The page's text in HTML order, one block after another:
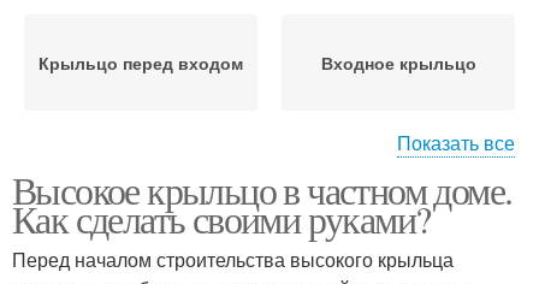
Крыльцо перед входом Входное крыльцо
крыльца
Крыльцо из дерева
Показать все
Высокое крыльцо в частном доме.
Как сделать своими руками?
Перед началом строительства высокого крыльца